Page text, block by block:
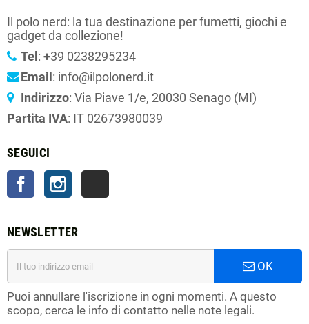
Il polo nerd: la tua destinazione per fumetti, giochi e
gadget da collezione!
Tel : +39 0238295234
Email : info@ilpolonerd.it
Indirizzo: Via Piave 1/e, 20030 Senago (MI)
Partita IVA: IT 02673980039
SEGUICI
FacebookInstagram
NEWSLETTER
OK
Puoi annullare l'iscrizione in ogni momenti. A questo
scopo, cerca le info di contatto nelle note legali.